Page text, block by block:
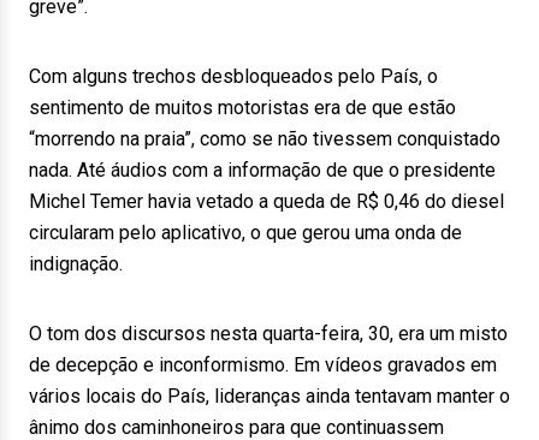
greve”.
Com alguns trechos desbloqueados pelo País, o
sentimento de muitos motoristas era de que estão
“morrendo na praia”, como se não tivessem conquistado
nada. Até áudios com a informação de que o presidente
Michel Temer havia vetado a queda de R$ 0,46 do diesel
circularam pelo aplicativo, o que gerou uma onda de
indignação.
O tom dos discursos nesta quarta-feira, 30, era um misto
de decepção e inconformismo. Em vídeos gravados em
vários locais do País, lideranças ainda tentavam manter o
ânimo dos caminhoneiros para que continuassem